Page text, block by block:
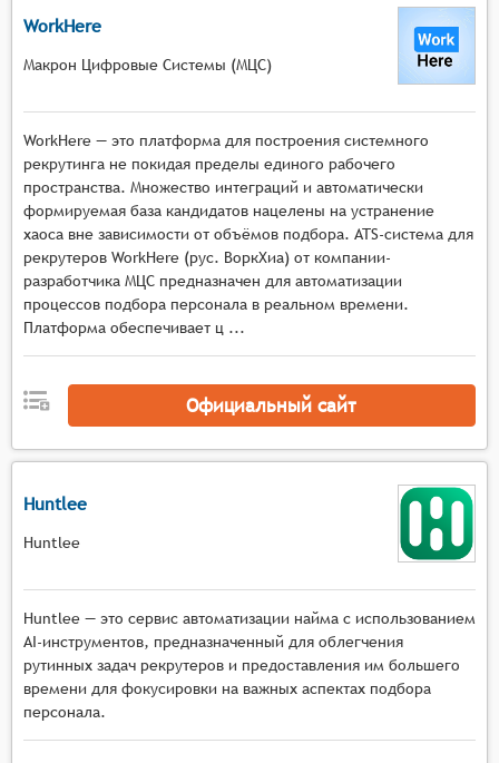
функциональные возможности:
Создание тестов: Системы должны
предоставлять инструменты для создания
различных типов тестов, включая тесты на
знание предметной области, психологические
тесты, тесты на логику и другие.
Настройка параметров теста: Системы должны
позволять настраивать параметры теста, такие
как количество вопросов, время на
прохождение теста, критерии прохождения и
т.д.
тестирования в режиме онлайн, предоставляя
кандидатам доступ к тестам через веб-браузер
или мобильное приложение.
Анализ результатов: Системы должны
анализировать результаты тестирования,
производительности каждого кандидата, а
также общие статистические данные по группе
кандидатов.
Сравнение результатов: Системы должны
позволять сравнивать результаты тестирования
разных кандидатов, групп кандидатов или
одного кандидата в разные периоды времени,
WorkHere
Макрон Цифровые Системы (МЦС)
WorkHere — это платформа для построения системного
рекрутинга не покидая пределы единого рабочего
пространства. Множество интеграций и автоматически
формируемая база кандидатов нацелены на устранение
хаоса вне зависимости от объёмов подбора. ATS-система для
рекрутеров WorkHere (рус. ВоркХиа) от компании-
разработчика МЦС предназначен для автоматизации
процессов подбора персонала в реальном времени.
Платформа обеспечивает ц ...
Официальный сайт
Huntlee
Huntlee
Huntlee — это сервис автоматизации найма с использованием
AI-инструментов, предназначенный для облегчения
рутинных задач рекрутеров и предоставления им большего
времени для фокусировки на важных аспектах подбора
персонала.